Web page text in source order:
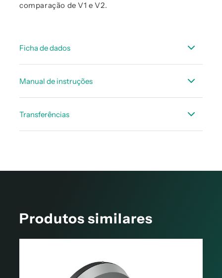
comparação de V1 e V2.
Ficha de dados
Solução em nuvem
Manual de instruções
Reporter V2
Transferências
Produtos similares